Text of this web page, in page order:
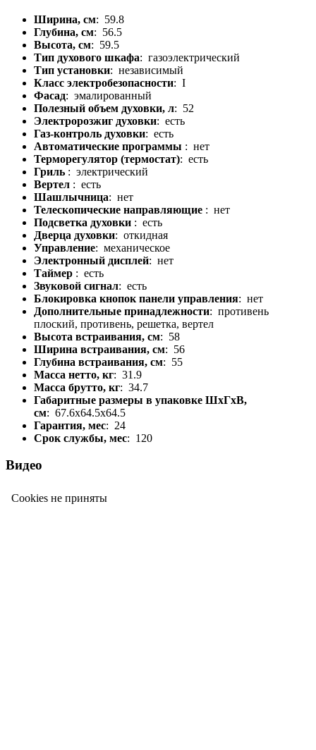
Ширина, см: 59.8
Глубина, см: 56.5
Высота, см: 59.5
Тип духового шкафа: газоэлектрический
Тип установки: независимый
Класс электробезопасности: I
Фасад: эмалированный
Полезный объем духовки, л: 52
Электророзжиг духовки: есть
Газ-контроль духовки: есть
Автоматические программы : нет
Терморегулятор (термостат): есть
Гриль : электрический
Вертел : есть
Шашлычница: нет
Телескопические направляющие : нет
Подсветка духовки : есть
Дверца духовки: откидная
Управление: механическое
Электронный дисплей: нет
Таймер : есть
Звуковой сигнал: есть
Блокировка кнопок панели управления: нет
Дополнительные принадлежности: противень
плоский, противень, решетка, вертел
Высота встраивания, см: 58
Ширина встраивания, см: 56
Глубина встраивания, см: 55
Масса нетто, кг: 31.9
Масса брутто, кг: 34.7
Габаритные размеры в упаковке ШхГхВ,
см: 67.6x64.5x64.5
Гарантия, мес: 24
Срок службы, мес: 120
Видео